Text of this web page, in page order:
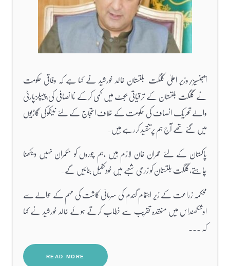
ایجنسیز/وزیر اعلیٰ گلگت بلتستان خالد خورشید نے کہا ہے کہ وفاقی حکومت
نے گلگت بلتستان کے ترقیاتی بجٹ میں کمی کرکے ناانصافی کی،پیپلزپارٹی
والے تحریک انصاف کی حکومت کے خلاف احتجاج کے لئے نیٹکوکی گاڑیوں
میں گئے تھے آج ہم پرتنقید کررہے ہیں۔
پاکستان کے لئے عمران خان لازم ہیں ،ہم چوروں کو حکمران نہیں دیکھنا
چاہتے،گلگت بلتستان کو زرعی شعبے میں خودکفیل بنائیں گے۔
محکمہ زراعت کے زیر اہتمام گندم کی سرمائی کاشت کی مہم کے حوالے سے
اوشکھنداس میں منعقدہ تقریب سے خطاب کرتے ہوئے خالد خورشید نے کہا
کہ ...
READ MORE